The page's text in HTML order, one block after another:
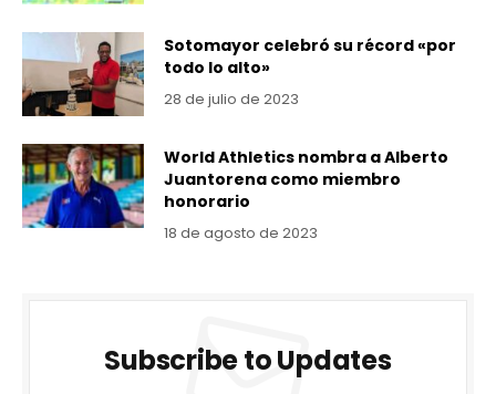
Sotomayor celebró su récord «por
todo lo alto»
28 de julio de 2023
World Athletics nombra a Alberto
Juantorena como miembro
honorario
18 de agosto de 2023
Subscribe to Updates